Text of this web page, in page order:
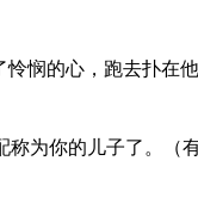
悯的心，跑去扑在
为你的儿子了。（